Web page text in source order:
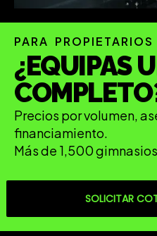
PARA
¿EQUIPAS
Precios por volumen,
financiamiento.
Más de 1,500
SOLICITAR